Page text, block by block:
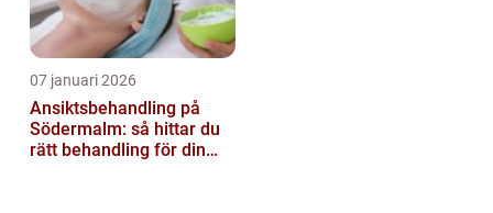
07 januari 2026
Ansiktsbehandling på
Södermalm: så hittar du
rätt behandling för din